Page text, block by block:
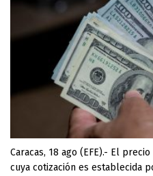
Caracas, 18 ago (EFE).- El
cuya cotización es establecida